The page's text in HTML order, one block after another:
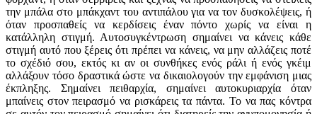
την μπάλα στο μπάκχαντ του αντιπάλου για να τον δυσκολέψεις, ή
όταν προσπαθείς να κερδίσεις έναν πόντο χωρίς να είναι η
κατάλληλη στιγμή. Αυτοσυγκέντρωση σημαίνει να κάνεις κάθε
στιγμή αυτό που ξέρεις ότι πρέπει να κάνεις, να μην αλλάζεις ποτέ
το σχέδιό σου, εκτός κι αν οι συνθήκες ενός ράλι ή ενός γκέιμ
αλλάξουν τόσο δραστικά ώστε να δικαιολογούν την εμφάνιση μιας
έκπληξης. Σημαίνει πειθαρχία, σημαίνει αυτοκυριαρχία όταν
μπαίνεις στον πειρασμό να ρισκάρεις τα πάντα. Το να πας κόντρα